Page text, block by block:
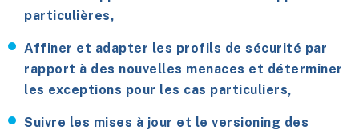
particulières,
Affiner et adapter les profils de sécurité par
rapport à des nouvelles menaces et déterminer
les exceptions pour les cas particuliers,
Suivre les mises à jour et le versioning des